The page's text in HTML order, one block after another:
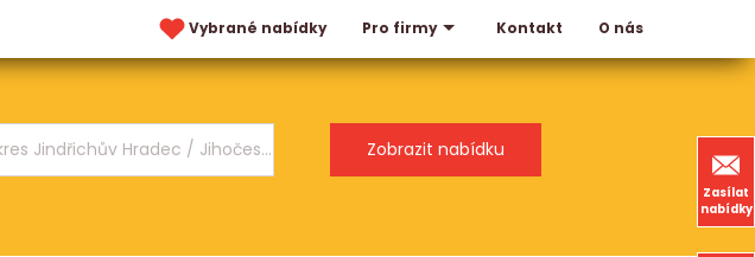
Vybrané nabídky Pro firmy Kontakt O nás
Zasílat
nabídky